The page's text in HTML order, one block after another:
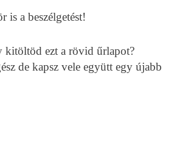
is a beszélgetést!
kitöltöd ezt a rövid űrlapot?
de kapsz vele együtt egy újabb